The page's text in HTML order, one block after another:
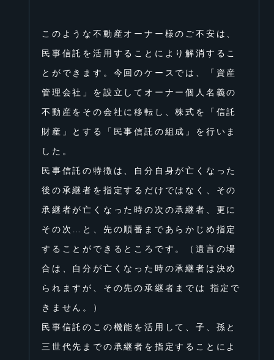
このような不動産オーナー様のご不安は、
⺠事信託を活⽤することにより解消するこ
とができます。今回のケースでは、「資産
管理会社」を設⽴してオーナー個⼈名義の
不動産をその会社に移転し、株式を「信託
財産」とする「⺠事信託の組成」を⾏いま
した。
⺠事信託の特徴は、⾃分⾃⾝が亡くなった
後の承継者を指定するだけではなく、その
承継者が亡くなった時の次の承継者、更に
その次…と、先の順番まであらかじめ指定
することができるところです。（遺⾔の場
合は、⾃分が亡くなった時の承継者は決め
られますが、その先の承継者までは 指定で
きません。）
⺠事信託のこの機能を活⽤して、⼦、孫と
三世代先までの承継者を指定することによ